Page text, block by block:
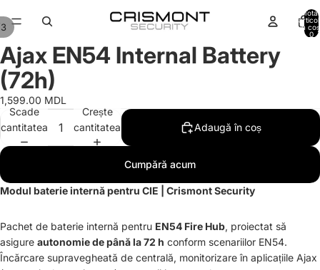
Total
în
0
3
Ajax EN54 Internal Battery
(72h)
1,599.00 MDL
Scade
cantitatea
Crește
cantitatea
Adaugă în coș
Cumpără acum
Modul baterie internă pentru CIE | Crismont Security
Pachet de baterie internă pentru EN54 Fire Hub, proiectat să
asigure autonomie de până la 72 h conform scenariilor EN54.
Încărcare supravegheată de centrală, monitorizare în aplicațiile Ajax